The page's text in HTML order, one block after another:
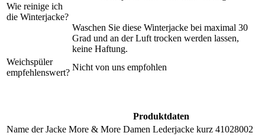
Wie reinige ich
die Winterjacke?
Waschen Sie diese Winterjacke bei maximal 30
Grad und an der Luft trocken werden lassen,
keine Haftung.
Weichspüler
empfehlenswert?
Nicht von uns empfohlen
Produktdaten
Name der Jacke More & More Damen Lederjacke kurz 41028002